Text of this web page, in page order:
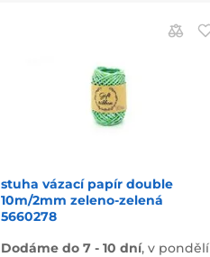
stuha vázací papír double
10m/2mm zeleno-zelená
5660278
Dodáme do 7 - 10 dní, v pondělí